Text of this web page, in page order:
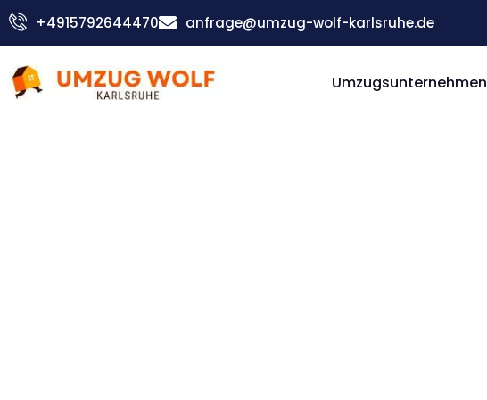
Zum
Inhalt
+4915792644470 anfrage@umzug-wolf-karlsruhe.de
Umzugsunternehmen